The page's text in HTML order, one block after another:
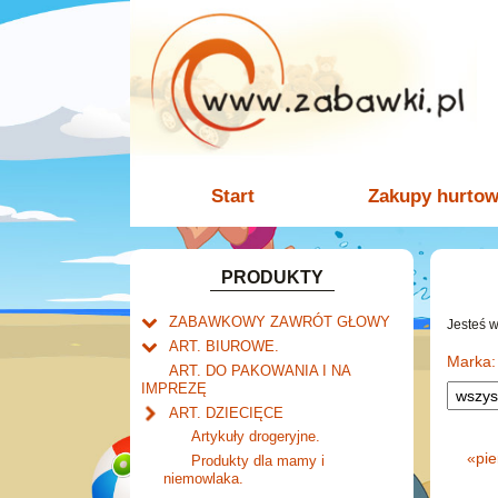
Start Zakupy
PRODUKTY
ZABAWKOWY ZAWRÓT GŁOWY
Welly.
Mały naukowiec.
Zabawki dla chłopców.
cybertransformacja
Akcesoria dla lalek.
ART. BIUROWE.
Kalendarze.
Książkowe
Wieloletnie
Ścienne
Zdzieraki
Dziurkacze i zszywacze.
Klipy i spinacze.
Korektory.
Skoroszyty, teczki i segregatory.
ART. DO PAKOWANIA I NA
IMPREZĘ
ART. DZIECIĘCE
Artykuły drogeryjne.
Produkty dla mamy i
niemowlaka.
Jesteś
Marka:
«